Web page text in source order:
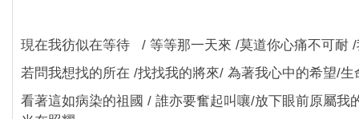
現在我彷似在等待 / 等等那一天來 /莫道你心痛不可耐 /
若問我想找的所在 /找找我的將來/ 為著我心中的希望/生
看著這如病染的祖國 / 誰亦要奮起叫嚷/放下眼前原屬我